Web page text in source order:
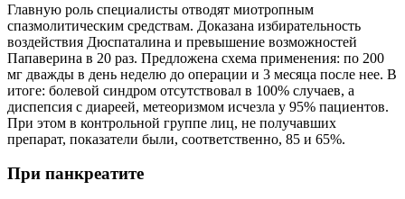
Главную роль специалисты отводят миотропным
спазмолитическим средствам. Доказана избирательность
воздействия Дюспаталина и превышение возможностей
Папаверина в 20 раз. Предложена схема применения: по 200
мг дважды в день неделю до операции и 3 месяца после нее. В
итоге: болевой синдром отсутствовал в 100% случаев, а
диспепсия с диареей, метеоризмом исчезла у 95% пациентов.
При этом в контрольной группе лиц, не получавших
препарат, показатели были, соответственно, 85 и 65%.
При панкреатите